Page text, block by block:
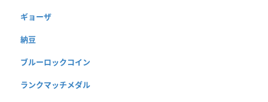
ギョーザ
納豆
ブルーロックコイン
ランクマッチメダル